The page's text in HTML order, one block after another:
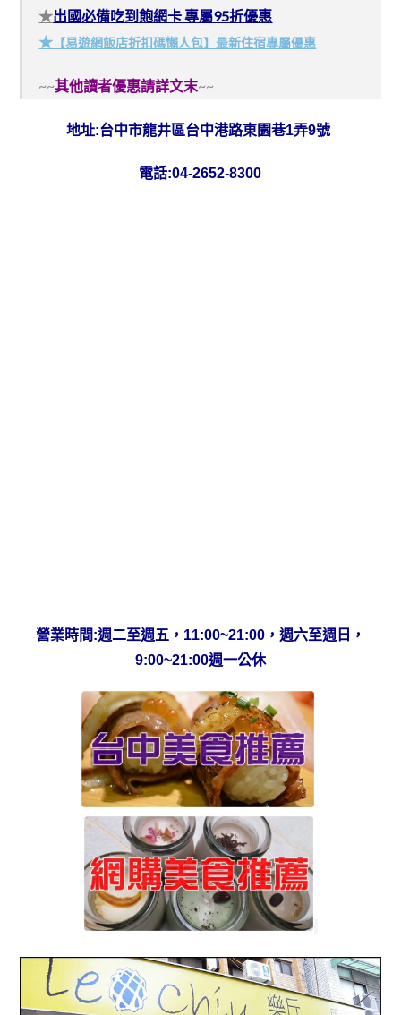
★出國必備吃到飽網卡 專屬95折優惠
★ 【易遊網飯店折扣碼懶人包】最新住宿專屬優惠
~~其他讀者優惠請詳文末~~
地址:台中市龍井區台中港路東園巷1弄9號
電話:04-2652-8300
營業時間:週二至週五，11:00~21:00，週六至週日，
9:00~21:00週一公休